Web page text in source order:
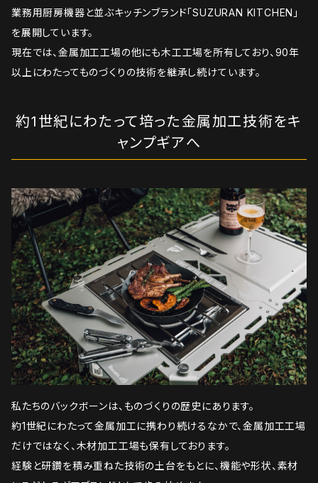
業務用厨房機器と並ぶキッチンブランド「SUZURAN KITCHEN」
を展開しています。
現在では、金属加工工場の他にも木工工場を所有しており、90年
以上にわたってものづくりの技術を継承し続けています。
約1世紀にわたって培った金属加工技術をキ
ャンプギアへ
私たちのバックボーンは、ものづくりの歴史にあります。
約1世紀にわたって金属加工に携わり続けるなかで、金属加工工場
だけではなく、木材加工工場も保有しております。
経験と研鑽を積み重ねた技術の土台をもとに、機能や形状、素材